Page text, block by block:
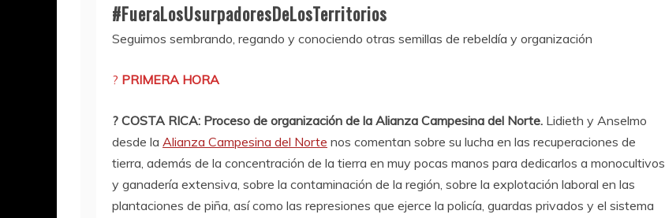
#FueraLosUsurpadoresDeLosTerritorios
Seguimos sembrando, regando y conociendo otras semillas de rebeldía y organización
? PRIMERA HORA
? COSTA RICA: Proceso de organización de la Alianza Campesina del Norte. Lidieth y Anselmo
desde la Alianza Campesina del Norte nos comentan sobre su lucha en las recuperaciones de
tierra, además de la concentración de la tierra en muy pocas manos para dedicarlos a monocultivos
y ganadería extensiva, sobre la contaminación de la región, sobre la explotación laboral en las
plantaciones de piña, así como las represiones que ejerce la policía, guardas privados y el sistema